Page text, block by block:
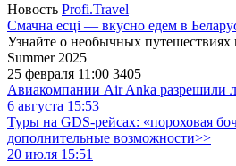
Новость Profi.Travel
Смачна есці — вкусно едем в
Узнайте о необычных путешествиях
Summer 2025
25 февраля 11:00 3405
Авиакомпании Air Anka разрешили
6 августа 15:53
Туры на GDS-рейсах: «пороховая
дополнительные возможности>>
20 июля 15:51